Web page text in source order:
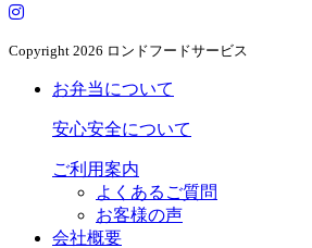
Copyright 2026 ロンドフードサービス
お弁当について
安心安全について
ご利用案内
よくあるご質問
お客様の声
会社概要